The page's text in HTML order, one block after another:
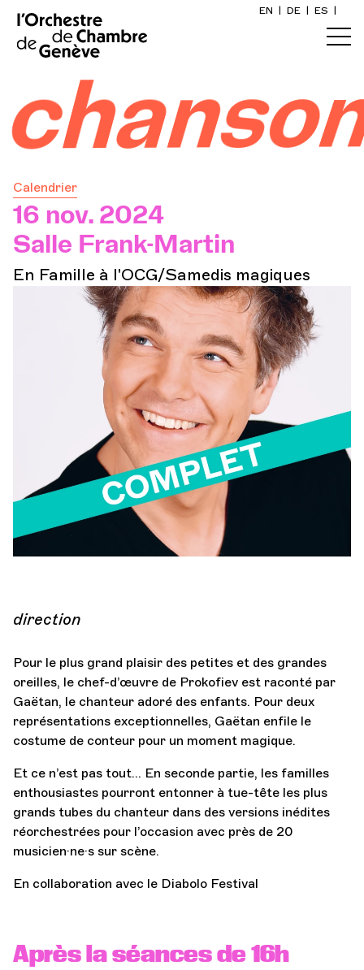
EN DE ES
Calendrier
16 nov. 2024
Salle Frank-Martin
En Famille à l'OCG/Samedis magiques
direction
Pour le plus grand plaisir des petites et des grandes
oreilles, le chef-d’œuvre de Prokofiev est raconté par
Gaëtan, le chanteur adoré des enfants. Pour deux
représentations exceptionnelles, Gaëtan enfile le
costume de conteur pour un moment magique.
Et ce n’est pas tout… En seconde partie, les familles
enthousiastes pourront entonner à tue-tête les plus
grands tubes du chanteur dans des versions inédites
réorchestrées pour l’occasion avec près de 20
musicien·ne·s sur scène.
En collaboration avec le Diabolo Festival
Après la séances de 16h
Accueil
Calendrier
Infos pratiques
Explorer
L'OCG
Espace Pro
Se connecter